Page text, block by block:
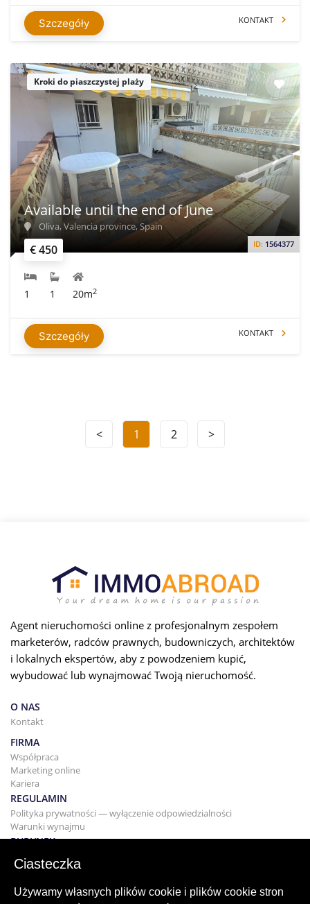
Szczegóły KONTAKT
Kroki do piaszczystej plaży
€ 450 ID: 1564377
Available until the end of June
Oliva, Valencia province, Spain
1 1 20m2
Szczegóły KONTAKT
< 1 2 >
Agent nieruchomości online z profesjonalnym zespołem
marketerów, radców prawnych, budowniczych, architektów
i lokalnych ekspertów, aby z powodzeniem kupić,
wybudować lub wynajmować Twoją nieruchomość.
O NAS
Kontakt
FIRMA
Współpraca
Marketing online
Kariera
REGULAMIN
Polityka prywatności — wyłączenie odpowiedzialności
Warunki wynajmu
BUDYNEK
Projektowanie
Kupowanie domu
Ciasteczka
Używamy własnych plików cookie i plików cookie stron